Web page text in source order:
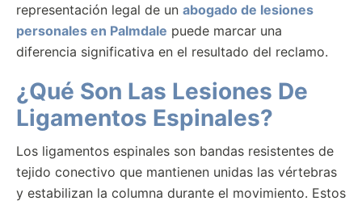
representación legal de un abogado de lesiones
personales en Palmdale puede marcar una
diferencia significativa en el resultado del reclamo.
¿Qué Son Las Lesiones De
Ligamentos Espinales?
Los ligamentos espinales son bandas resistentes de
tejido conectivo que mantienen unidas las vértebras
y estabilizan la columna durante el movimiento. Estos